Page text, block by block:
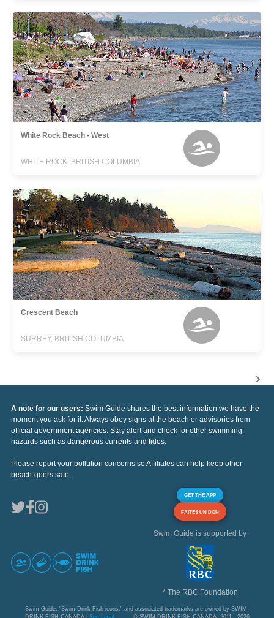
White Rock Beach - West
WHITE ROCK, BRITISH COLUMBIA
Crescent Beach
SURREY, BRITISH COLUMBIA
A note for our users: Swim Guide shares the best information we have the
moment you ask for it. Always obey signs at the beach or advisories from
official government agencies. Stay alert and check for other swimming
hazards such as dangerous currents and tides.
Please report your pollution concerns so Affiliates can help keep other
beach-goers safe.
GET THE APP
FAITES UN DON
Swim Guide is supported by
* The RBC Foundation
Swim Guide, "Swim Drink Fish icons," and associated trademarks are owned by SWIM